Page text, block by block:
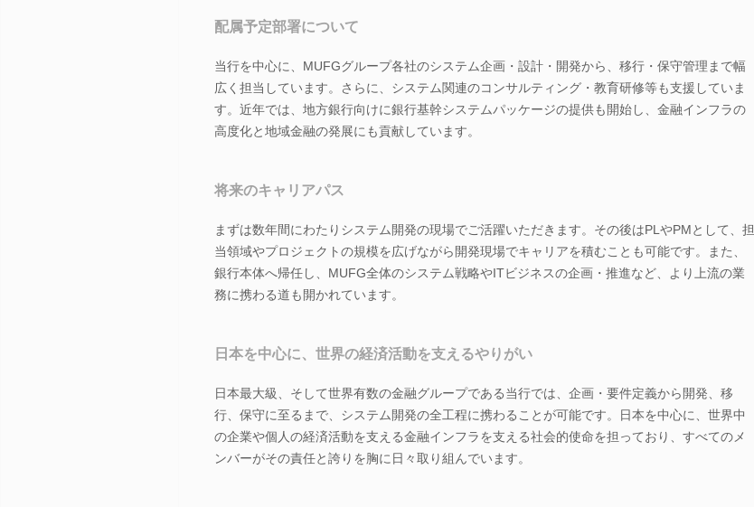
配属予定部署について
当行を中心に、MUFGグループ各社のシステム企画・設計・開発から、移行・保守管理まで幅
広く担当しています。さらに、システム関連のコンサルティング・教育研修等も支援していま
す。近年では、地方銀行向けに銀行基幹システムパッケージの提供も開始し、金融インフラの
高度化と地域金融の発展にも貢献しています。
将来のキャリアパス
まずは数年間にわたりシステム開発の現場でご活躍いただきます。その後はPLやPMとして、担
当領域やプロジェクトの規模を広げながら開発現場でキャリアを積むことも可能です。また、
銀行本体へ帰任し、MUFG全体のシステム戦略やITビジネスの企画・推進など、より上流の業
務に携わる道も開かれています。
日本を中心に、世界の経済活動を支えるやりがい
日本最大級、そして世界有数の金融グループである当行では、企画・要件定義から開発、移
行、保守に至るまで、システム開発の全工程に携わることが可能です。日本を中心に、世界中
の企業や個人の経済活動を支える金融インフラを支える社会的使命を担っており、すべてのメ
ンバーがその責任と誇りを胸に日々取り組んでいます。